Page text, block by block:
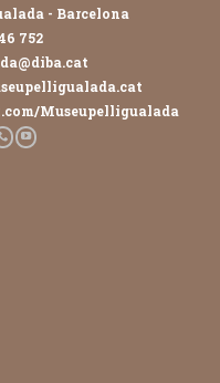
- Barcelona
752
Museupelligualada